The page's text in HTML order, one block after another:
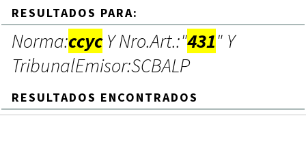
RESULTADOS PARA:
Norma:ccycY Nro.Art.:"431" Y
TribunalEmisor:SCBALP
RESULTADOS ENCONTRADOS